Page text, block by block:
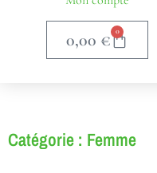
0,00 € 0
Catégorie : Femme